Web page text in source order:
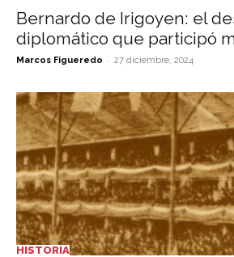
Bernardo de Irigoyen: el
diplomático que participó
Marcos Figueredo - 27 diciembre, 2024
HISTORIA